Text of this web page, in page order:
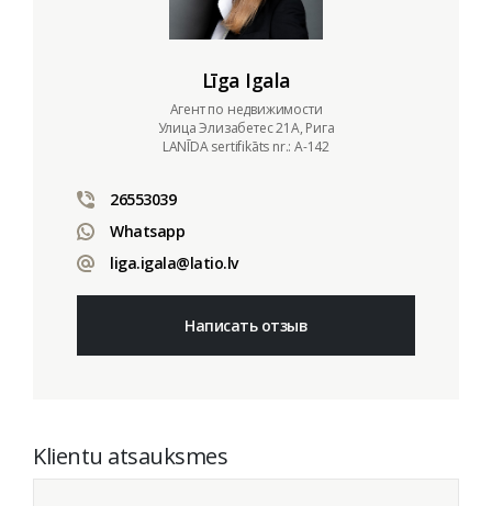
Līga Igala
Aгент по недвижимости
Улица Элизабетес 21А, Рига
LANĪDA sertifikāts nr.: A-142
26553039
Whatsapp
liga.igala@latio.lv
Написать отзыв
Klientu atsauksmes